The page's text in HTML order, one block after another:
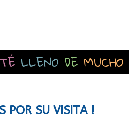
LLENO DE MUCHO
POR SU VISITA !